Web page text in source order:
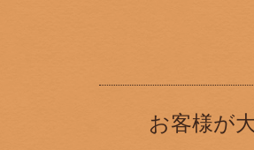
お客様が